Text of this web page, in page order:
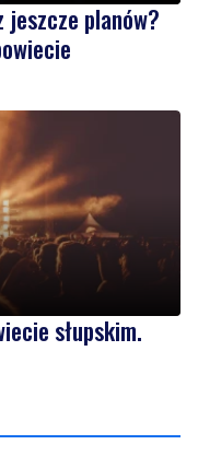
jeszcze planów?
słupskim.